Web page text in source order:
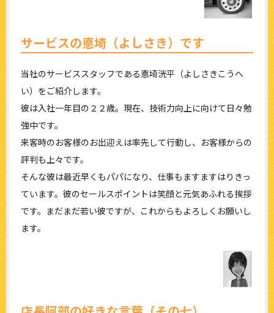
サービスの悳埼（よしさき）です
当社のサービススタッフである悳埼洸平（よしさきこうへ
い）をご紹介します。
彼は入社一年目の２２歳。現在、技術力向上に向けて日々勉
強中です。
来客時のお客様のお出迎えは率先して行動し、お客様からの
評判も上々です。
そんな彼は最近早くもパパになり、仕事もますますはりきっ
ています。彼のセールスポイントは笑顔と元気あふれる挨拶
です。まだまだ若い彼ですが、これからもよろしくお願いし
ます。